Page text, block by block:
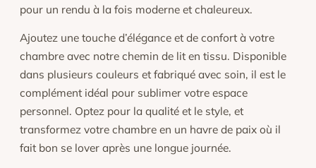
pour un rendu à la fois moderne et chaleureux.
Ajoutez une touche d’élégance et de confort à votre
chambre avec notre chemin de lit en tissu. Disponible
dans plusieurs couleurs et fabriqué avec soin, il est le
complément idéal pour sublimer votre espace
personnel. Optez pour la qualité et le style, et
transformez votre chambre en un havre de paix où il
fait bon se lover après une longue journée.